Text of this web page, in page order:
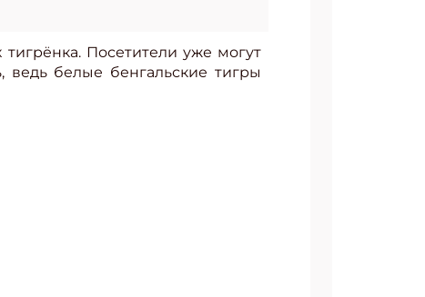
Посетители уже могут
ведь белые бенгальские тигры